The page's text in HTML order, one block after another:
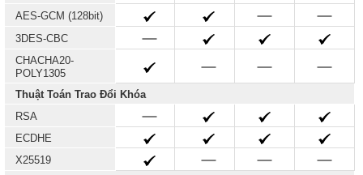
AES-GCM (128bit)
3DES-CBC
CHACHA20-
POLY1305
Thuật Toán Trao Đổi Khóa
RSA
ECDHE
X25519